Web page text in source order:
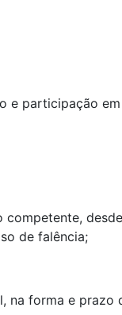
e participação
de falência;
na forma e prazo